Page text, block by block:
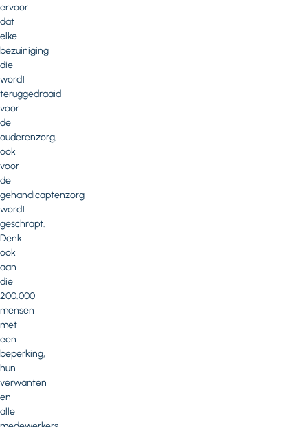
ervoor
dat
elke
bezuiniging
die
wordt
teruggedraaid
voor
de
ouderenzorg,
ook
voor
de
gehandicaptenzorg
wordt
geschrapt.
Denk
ook
aan
die
200.000
mensen
met
een
beperking,
hun
verwanten
en
alle